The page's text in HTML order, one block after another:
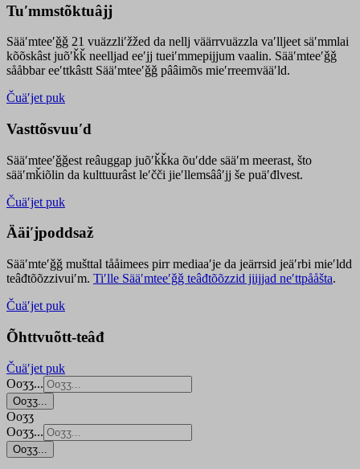
Tuʹmmstõktuâjj
Sääʹmteeʹǧǧ 21 vuäzzliʹžžed da nellj väärrvuäzzla vaʹlljeet säʹmmlai
kõõskâst juõʹǩǩ neelljad eeʹjj tueiʹmmepijjum vaalin. Sääʹmteeʹǧǧ
sååbbar eeʹttkâstt Sääʹmteeʹǧǧ pââimõs mieʹrreemvääʹld.
Čuäʹjet puk
Vasttõsvuuʹd
Sääʹmteeʹǧǧest reâuggap juõʹǩǩka õuʹdde sääʹm meerast, što
sääʹmǩiõlin da kulttuurâst leʹčči jieʹllemsââʹjj še puäʹđlvest.
Čuäʹjet puk
Ääiʹjpoddsaž
Sääʹmteʹǧǧ mušttal tååimees pirr mediaaʹje da jeärrsid jeäʹrbi mieʹldd
teâđtõõzzivuiʹm. Tiʹlle Sääʹmteeʹǧǧ teâđtõõzzid jiijjad neʹttpååšta.
Čuäʹjet puk
Õhttvuõtt-teâđ
Čuäʹjet puk
Ooʒʒ...
Ooʒʒ...
Ooʒʒ
Ooʒʒ...
Ooʒʒ...